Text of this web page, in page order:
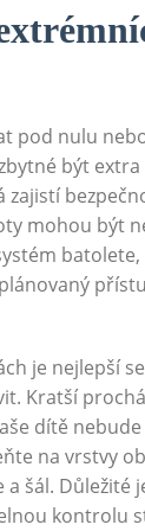
pod nulu
být extra
mohou být
je nejlepší
Kratší
dítě
na vrstvy
šál. Důležité
kontrolu